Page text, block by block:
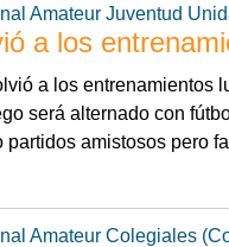
Amateur Juventud
a los
a los entrenamientos
será alternado con
amistosos pero
Amateur Colegiales